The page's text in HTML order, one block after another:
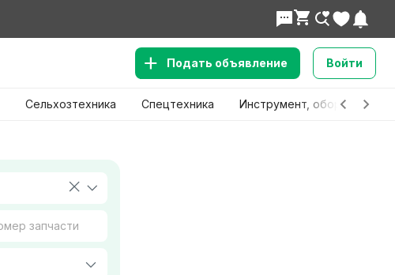
Подать объявление Войти
Сельхозтехника Спецтехника Инструмент, оборудование